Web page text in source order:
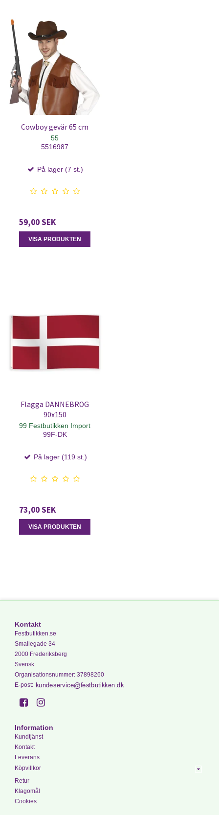
Cowboy gevär 65 cm
55
5516987
På lager (7 st.)
59,00 SEK
VISA PRODUKTEN
Flagga DANNEBROG
90x150
99 Festbutikken Import
99F-DK
På lager (119 st.)
73,00 SEK
VISA PRODUKTEN
Kontakt
Festbutikken.se
Smallegade 34
2000 Frederiksberg
Svensk
Organisationsnummer: 37898260
E-post:
Information
Kundtjänst
Kontakt
Leverans
Köpvillkor
Retur
Klagomål
Cookies